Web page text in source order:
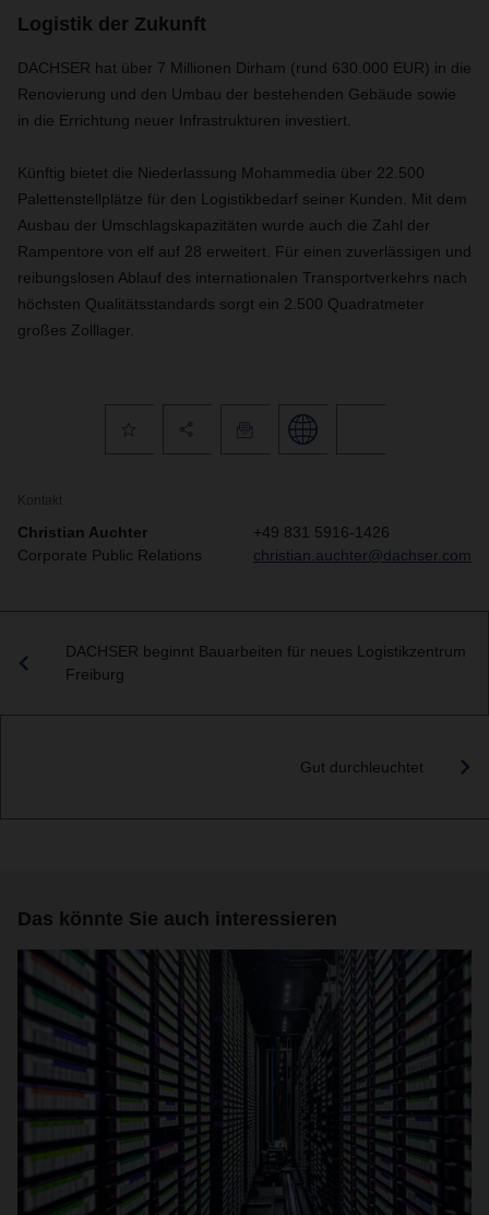
Logistik der Zukunft
DACHSER hat über 7 Millionen Dirham (rund 630.000 EUR) in die
Renovierung und den Umbau der bestehenden Gebäude sowie
in die Errichtung neuer Infrastrukturen investiert.
Künftig bietet die Niederlassung Mohammedia über 22.500
Palettenstellplätze für den Logistikbedarf seiner Kunden. Mit dem
Ausbau der Umschlagskapazitäten wurde auch die Zahl der
Rampentore von elf auf 28 erweitert. Für einen zuverlässigen und
reibungslosen Ablauf des internationalen Transportverkehrs nach
höchsten Qualitätsstandards sorgt ein 2.500 Quadratmeter
großes Zolllager.
Kontakt
Christian Auchter
Corporate Public Relations
+49 831 5916-1426
christian.auchter@dachser.com
DACHSER beginnt Bauarbeiten für neues Logistikzentrum
Freiburg
Gut durchleuchtet
Das könnte Sie auch interessieren